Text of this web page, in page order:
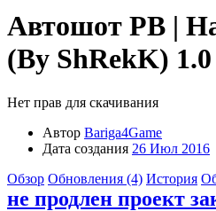
Автошот PB |
(By ShRekK) 1.0
Нет прав для скачивания
Автор Bariga4Game
Дата создания 26 Июл 2016
Обзор Обновления (4) История
не продлен проект